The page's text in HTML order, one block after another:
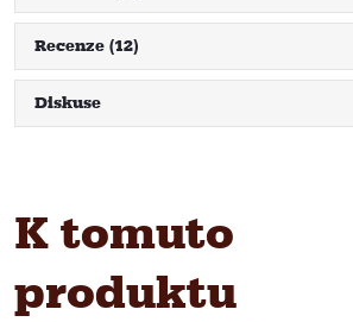
Recenze (12)
Diskuse
K tomuto
produktu